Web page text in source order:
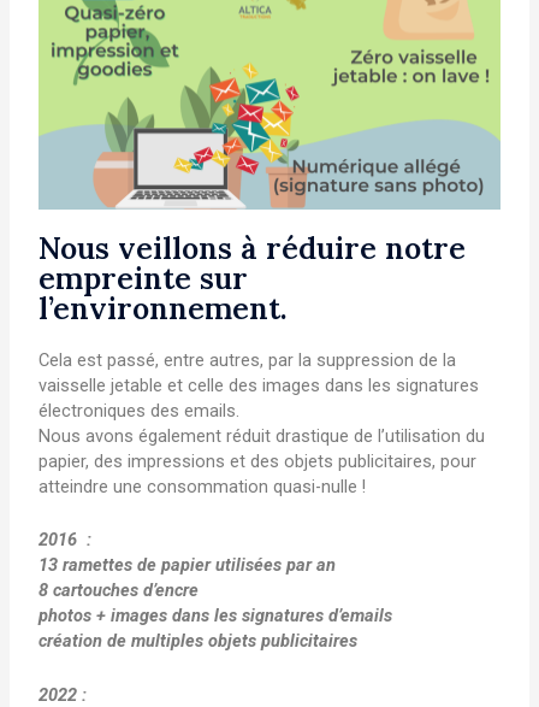
Nous veillons à réduire notre
empreinte sur
l’environnement.
Cela est passé, entre autres, par la suppression de la
vaisselle jetable et celle des images dans les signatures
électroniques des emails.
Nous avons également réduit drastique de l’utilisation du
papier, des impressions et des objets publicitaires, pour
atteindre une consommation quasi-nulle !
2016 :
13 ramettes de papier utilisées par an
8 cartouches d’encre
photos + images dans les signatures d’emails
création de multiples objets publicitaires
2022 :